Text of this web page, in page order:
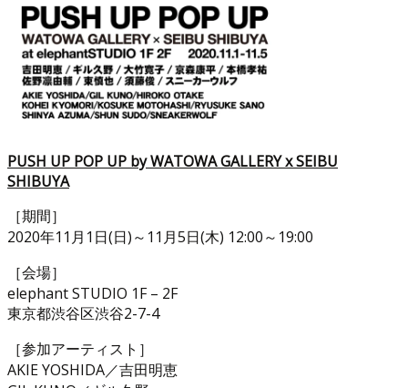
PUSH UP POP UP by WATOWA GALLERY x SEIBU
SHIBUYA
［期間］
2020年11月1日(日)～11月5日(木) 12:00～19:00
［会場］
elephant STUDIO 1F – 2F
東京都渋谷区渋谷2-7-4
［参加アーティスト］
AKIE YOSHIDA／吉田明恵